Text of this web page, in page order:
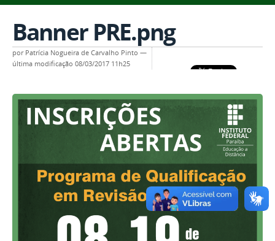
Banner PRE.png
por Patrícia Nogueira de Carvalho Pinto —
última modificação 08/03/2017 11h25